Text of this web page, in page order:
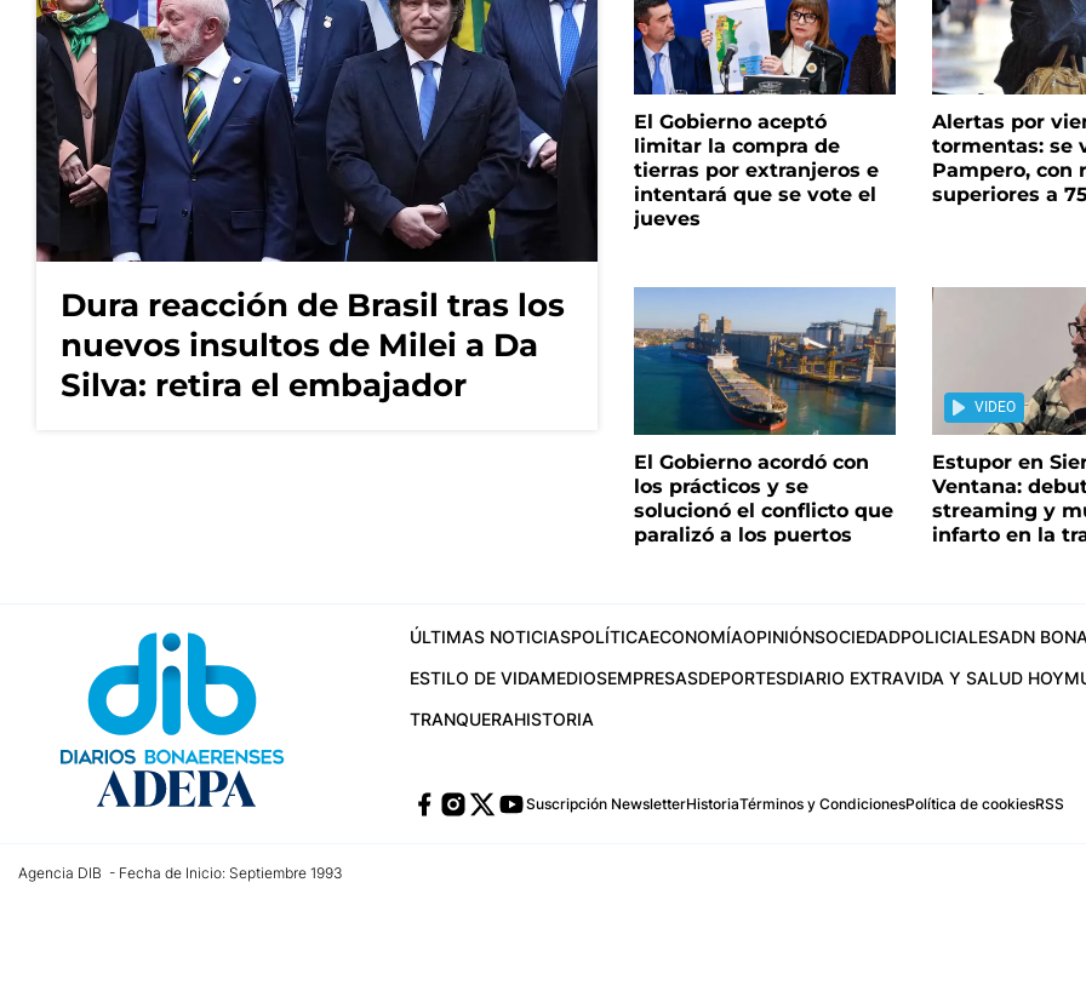
Dura reacción de Brasil tras los
nuevos insultos de Milei a Da
Silva: retira el embajador
El Gobierno aceptó
limitar la compra de
tierras por extranjeros e
intentará que se vote el
jueves
Alertas por
tormentas: se
Pampero, con
superiores a
El Gobierno acordó con
los prácticos y se
solucionó el conflicto que
paralizó a los puertos
VIDEO
Estupor en
Ventana:
streaming y
infarto en la
ÚLTIMAS NOTICIASPOLÍTICAECONOMÍAOPINIÓNSOCIEDADPOLICIALESADN
ESTILO DE VIDAMEDIOSEMPRESASDEPORTESDIARIO EXTRAVIDA Y SALUD HOY
TRANQUERAHISTORIA
Suscripción NewsletterHistoriaTérminos y CondicionesPolítica de cookiesRSS
Agencia DIB - Fecha de Inicio: Septiembre 1993